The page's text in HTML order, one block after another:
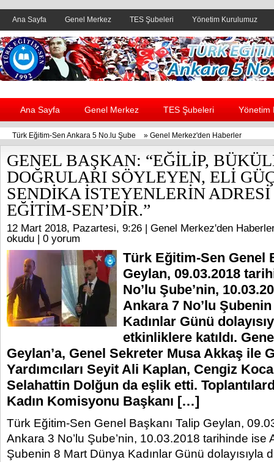
Ana Sayfa Genel Merkez TES Şubeleri Yönetim Kurulumuz
Header yanı reklam alanı
Ana Sayfa Genel Merkez TES Şubeleri Yönetim
Türk Eğitim-Sen Ankara 5 No.lu Şube » Genel Merkez'den Haberler
GENEL BAŞKAN: “EĞİLİP,
DOĞRULARI SÖYLEYEN, ELİ
SENDİKA İSTEYENLERİN
EĞİTİM-SEN’DİR.”
12 Mart 2018, Pazartesi, 9:26 | Genel Merkez'den
okudu | 0 yorum
Türk Eğitim-Sen Genel
Geylan, 09.03.2018
No’lu Şube’nin,
Ankara 7 No’lu
Kadınlar Günü
etkinliklere katıldı.
Geylan’a, Genel Sekreter Musa Akkaş ile
Yardımcıları Seyit Ali Kaplan, Cengiz
Selahattin Dolğun da eşlik etti.
Kadın Komisyonu Başkanı […]
Türk Eğitim-Sen Genel Başkanı Talip Geylan,
Ankara 3 No’lu Şube’nin, 10.03.2018 tarihinde ise
Şubenin 8 Mart Dünya Kadınlar Günü dolayısıyla